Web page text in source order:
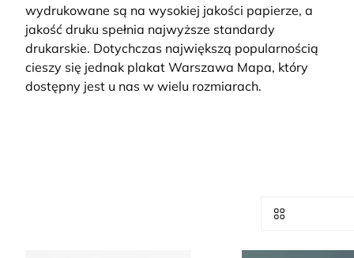
wydrukowane są na wysokiej jakości papierze, a
jakość druku spełnia najwyższe standardy
drukarskie. Dotychczas największą popularnością
cieszy się jednak plakat Warszawa Mapa, który
dostępny jest u nas w wielu rozmiarach.